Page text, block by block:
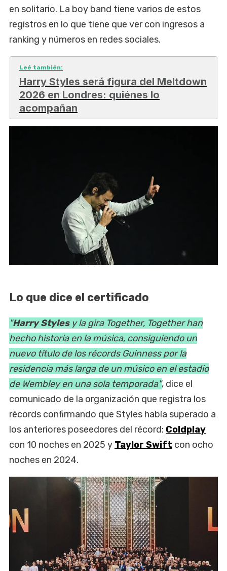
en solitario. La boy band tiene varios de estos
registros en lo que tiene que ver con ingresos a
ranking y números en redes sociales.
Leé también:
Harry Styles será figura del Meltdown
2026 en Londres: quiénes lo
acompañan
Lo que dice el certificado
"Harry Stylesy la gira Together, Together han
hecho historia en la música, consiguiendo un
nuevo título de los récords Guinness por la
residencia más larga de un músico en el estadio
de Wembley en una sola temporada", dice el
comunicado de la organización que registra los
récords confirmando que Styles había superado a
los anteriores poseedores del récord: Coldplay
con 10 noches en 2025 y Taylor Swift con ocho
noches en 2024.